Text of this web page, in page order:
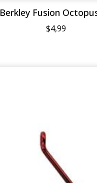
Berkley Fusion
$4,99